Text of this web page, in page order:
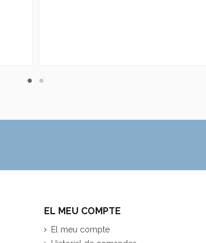
EL MEU COMPTE
El meu compte